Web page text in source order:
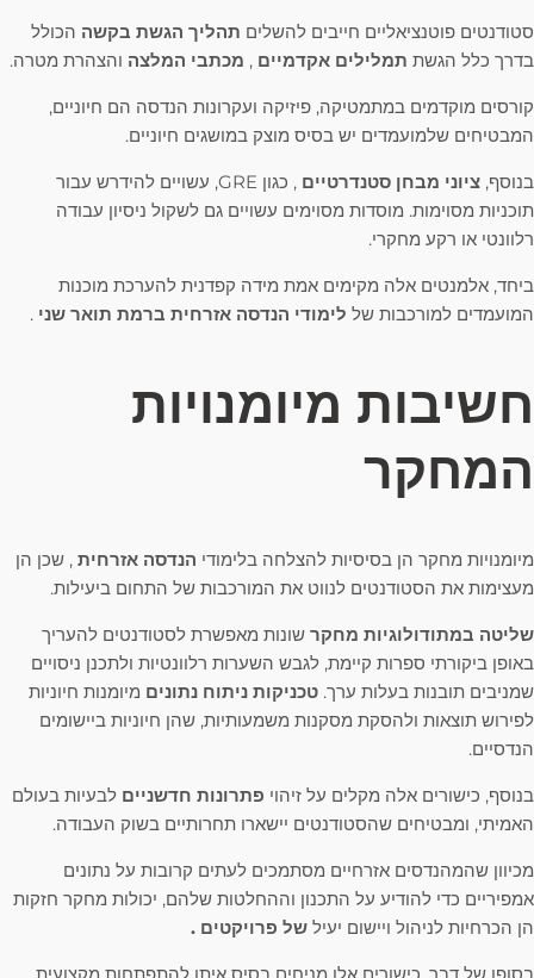
סטודנטים פוטנציאליים חייבים להשלים תהליך הגשת בקשה הכולל
בדרך כלל הגשת תמלילים אקדמיים , מכתבי המלצה והצהרת מטרה.
קורסים מוקדמים במתמטיקה, פיזיקה ועקרונות הנדסה הם חיוניים,
המבטיחים שלמועמדים יש בסיס מוצק במושגים חיוניים.
בנוסף, ציוני מבחן סטנדרטיים
, כגון GRE, עשויים להידרש עבור
תוכניות מסוימות. מוסדות מסוימים עשויים גם לשקול ניסיון עבודה
רלוונטי או רקע מחקרי.
ביחד, אלמנטים אלה מקימים אמת מידה קפדנית להערכת מוכנות
המועמדים למורכבות של לימודי הנדסה אזרחית ברמת תואר שני .
חשיבות מיומנויות
המחקר
מיומנויות מחקר הן בסיסיות להצלחה בלימודי הנדסה אזרחית , שכן הן
מעצימות את הסטודנטים לנווט את המורכבות של התחום ביעילות.
שליטה במתודולוגיות מחקר שונות מאפשרת לסטודנטים להעריך
באופן ביקורתי ספרות קיימת, לגבש השערות רלוונטיות ולתכנן ניסויים
שמניבים תובנות בעלות ערך. טכניקות ניתוח נתונים מיומנות חיוניות
לפירוש תוצאות ולהסקת מסקנות משמעותיות, שהן חיוניות ביישומים
הנדסיים.
בנוסף, כישורים אלה מקלים על זיהוי פתרונות חדשניים לבעיות בעולם
האמיתי, ומבטיחים שהסטודנטים יישארו תחרותיים בשוק העבודה.
מכיוון שהמהנדסים אזרחיים מסתמכים לעתים קרובות על נתונים
אמפיריים כדי להודיע ​​על התכנון וההחלטות שלהם, יכולות מחקר חזקות
הן הכרחיות לניהול ויישום יעיל של פרויקטים .